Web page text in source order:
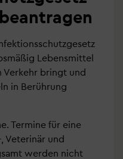
Lebensmittel
Verkehr bringt und
in Berührung
Termine für eine
Veterinär und
werden nicht